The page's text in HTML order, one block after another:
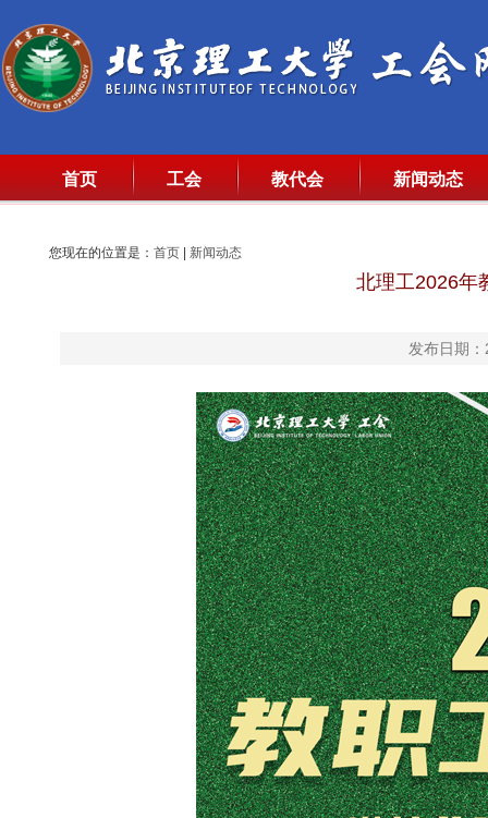
首页 工会 教代会 新闻动态
您现在的位置是： 首页 新闻动态
北理工2026年
发布日期